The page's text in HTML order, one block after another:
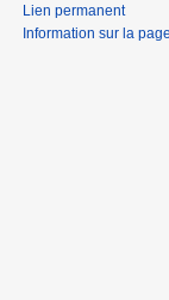
Lien permanent
Information sur la page